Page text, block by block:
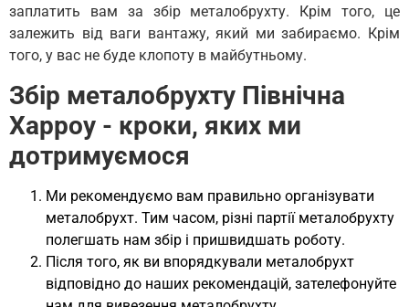
заплатить вам за збір металобрухту. Крім того, це
залежить від ваги вантажу, який ми забираємо. Крім
того, у вас не буде клопоту в майбутньому.
Збір металобрухту Північна
Харроу - кроки, яких ми
дотримуємося
Ми рекомендуємо вам правильно організувати
металобрухт. Тим часом, різні партії металобрухту
полегшать нам збір і пришвидшать роботу.
Після того, як ви впорядкували металобрухт
відповідно до наших рекомендацій, зателефонуйте